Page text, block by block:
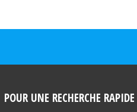
POUR UNE RECHERCHE RAPIDE